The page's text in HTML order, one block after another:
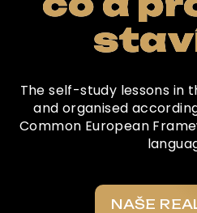
The self-study lessons in
and organised
Common European
NAŠE